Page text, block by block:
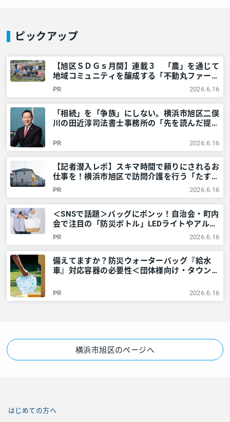
ピックアップ
【旭区ＳＤＧｓ月間】連載３ 「農」を通じて
地域コミュニティを醸成する「不動丸ファー
ム」を取材！ – 神奈川・東京多摩のご近所情
報 – レアリア
PR 2026.6.16
「相続」を「争族」にしない。横浜市旭区二俣
川の田近淳司法書士事務所の「先を読んだ提
東京多摩のご近所情報 – レアリア
PR 2026.6.16
【記者潜入レポ】スキマ時間で頼りにされるお
仕事を！横浜市旭区で訪問介護を行う「たすけ
あいあさひ」でガッツリ稼ぐ！ – 神奈川・東
京多摩のご近所情報 – レアリア
PR 2026.6.16
＜SNSで話題＞バッグにポンッ！自治会・町内
会で注目の「防災ボトル」LEDライトやアルミ
シートなど6点が1本に – 神奈川・東京多摩の
ご近所情報 – レアリア
PR 2026.6.16
備えてますか？防災ウォーターバッグ『給水
車』対応容器の必要性＜団体様向け・タウンニ
多摩のご近所情報 – レアリア
PR 2026.6.16
横浜市旭区のページへ
はじめての方へ